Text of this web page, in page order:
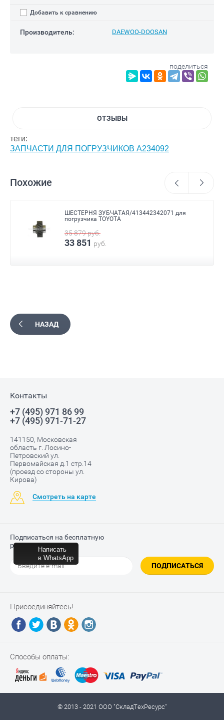
Добавить к сравнению
Производитель: DAEWOO-DOOSAN
поделиться
ОТЗЫВЫ
теги:
ЗАПЧАСТИ ДЛЯ ПОГРУЗЧИКОВ A234092
Похожие
ШЕСТЕРНЯ ЗУБЧАТАЯ/413442342071 для
погрузчика TOYOTA
35 879руб.
33 851 руб.
НАЗАД
Контакты
+7 (495) 971 86 99
+7 (495) 971-71-27
141150, Московская
область г. Лосино-
Петровский ул.
Первомайская д.1 стр.14
(проезд со стороны ул.
Кирова)
Смотреть на карте
Подписаться на бесплатную
рассылку
ПОДПИСАТЬСЯ
Присоединяйтесь!
Способы оплаты:
© 2013 - 2021 ООО "СкладТехРесурс"
Написать
в WhatsApp